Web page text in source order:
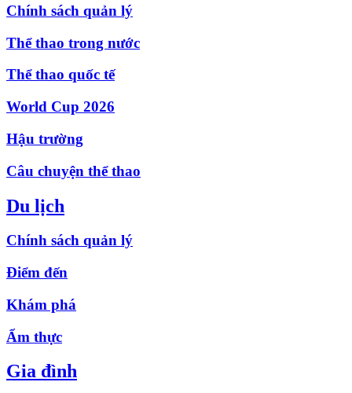
Chính sách quản lý
Thể thao trong nước
Thể thao quốc tế
World Cup 2026
Hậu trường
Câu chuyện thể thao
Du lịch
Chính sách quản lý
Điểm đến
Khám phá
Ẩm thực
Gia đình